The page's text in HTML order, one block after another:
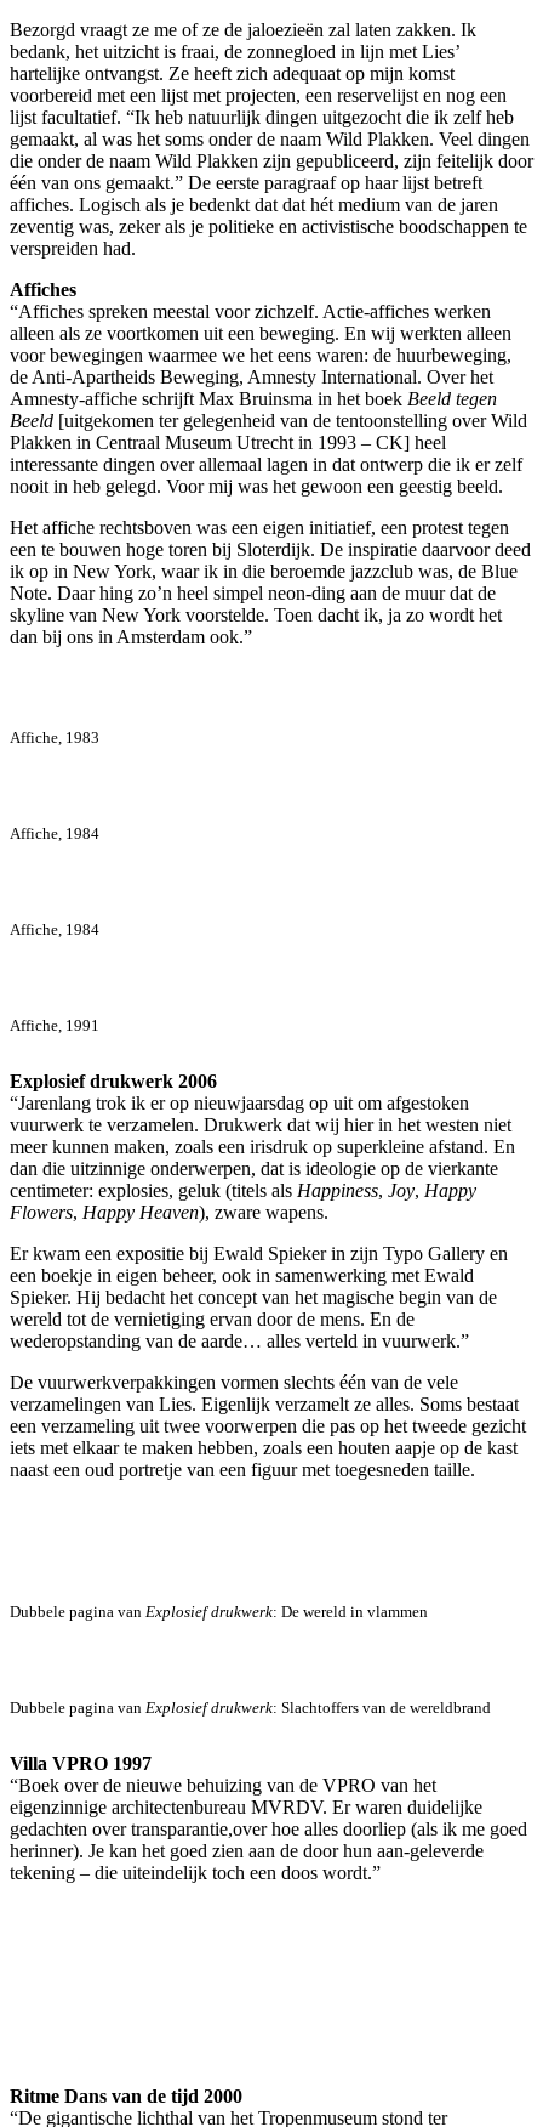
Bezorgd vraagt ze me of ze de jaloezieën zal laten zakken. Ik
bedank, het uitzicht is fraai, de zonnegloed in lijn met Lies’
hartelijke ontvangst. Ze heeft zich adequaat op mijn komst
voorbereid met een lijst met projecten, een reservelijst en nog een
lijst facultatief. “Ik heb natuurlijk dingen uitgezocht die ik zelf heb
gemaakt, al was het soms onder de naam Wild Plakken. Veel dingen
die onder de naam Wild Plakken zijn gepubliceerd, zijn feitelijk door
één van ons gemaakt.” De eerste paragraaf op haar lijst betreft
affiches. Logisch als je bedenkt dat dat hét medium van de jaren
zeventig was, zeker als je politieke en activistische boodschappen te
verspreiden had.
Affiches
“Affiches spreken meestal voor zichzelf. Actie-affiches werken
alleen als ze voortkomen uit een beweging. En wij werkten alleen
voor bewegingen waarmee we het eens waren: de huurbeweging,
de Anti-Apartheids Beweging, Amnesty International. Over het
Amnesty-affiche schrijft Max Bruinsma in het boek Beeld tegen
Beeld [uitgekomen ter gelegenheid van de tentoonstelling over Wild
Plakken in Centraal Museum Utrecht in 1993 – CK] heel
interessante dingen over allemaal lagen in dat ontwerp die ik er zelf
nooit in heb gelegd. Voor mij was het gewoon een geestig beeld.
Het affiche rechtsboven was een eigen initiatief, een protest tegen
een te bouwen hoge toren bij Sloterdijk. De inspiratie daarvoor deed
ik op in New York, waar ik in die beroemde jazzclub was, de Blue
Note. Daar hing zo’n heel simpel neon-ding aan de muur dat de
skyline van New York voorstelde. Toen dacht ik, ja zo wordt het
dan bij ons in Amsterdam ook.”
Affiche, 1983
Affiche, 1984
Affiche, 1984
Affiche, 1991
Explosief drukwerk 2006
“Jarenlang trok ik er op nieuwjaarsdag op uit om afgestoken
vuurwerk te verzamelen. Drukwerk dat wij hier in het westen niet
meer kunnen maken, zoals een irisdruk op superkleine afstand. En
dan die uitzinnige onderwerpen, dat is ideologie op de vierkante
centimeter: explosies, geluk (titels als Happiness, Joy, Happy
Flowers, Happy Heaven), zware wapens.
Er kwam een expositie bij Ewald Spieker in zijn Typo Gallery en
een boekje in eigen beheer, ook in samenwerking met Ewald
Spieker. Hij bedacht het concept van het magische begin van de
wereld tot de vernietiging ervan door de mens. En de
wederopstanding van de aarde… alles verteld in vuurwerk.”
De vuurwerkverpakkingen vormen slechts één van de vele
verzamelingen van Lies. Eigenlijk verzamelt ze alles. Soms bestaat
een verzameling uit twee voorwerpen die pas op het tweede gezicht
iets met elkaar te maken hebben, zoals een houten aapje op de kast
naast een oud portretje van een figuur met toegesneden taille.
Dubbele pagina van Explosief drukwerk: De wereld in vlammen
Dubbele pagina van Explosief drukwerk: Slachtoffers van de wereldbrand
Villa VPRO 1997
“Boek over de nieuwe behuizing van de VPRO van het
eigenzinnige architectenbureau MVRDV. Er waren duidelijke
gedachten over transparantie,over hoe alles doorliep (als ik me goed
herinner). Je kan het goed zien aan de door hun aan-geleverde
tekening – die uiteindelijk toch een doos wordt.”
Ritme Dans van de tijd 2000
“De gigantische lichthal van het Tropenmuseum stond ter